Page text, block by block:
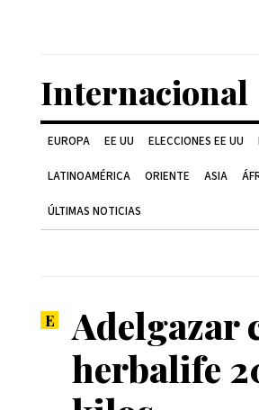
Internacional
EUROPA EE UU ELECCIONES EE UU
LATINOAMÉRICA ORIENTE ASIA
ÚLTIMAS NOTICIAS
Adelgazar
herbalife